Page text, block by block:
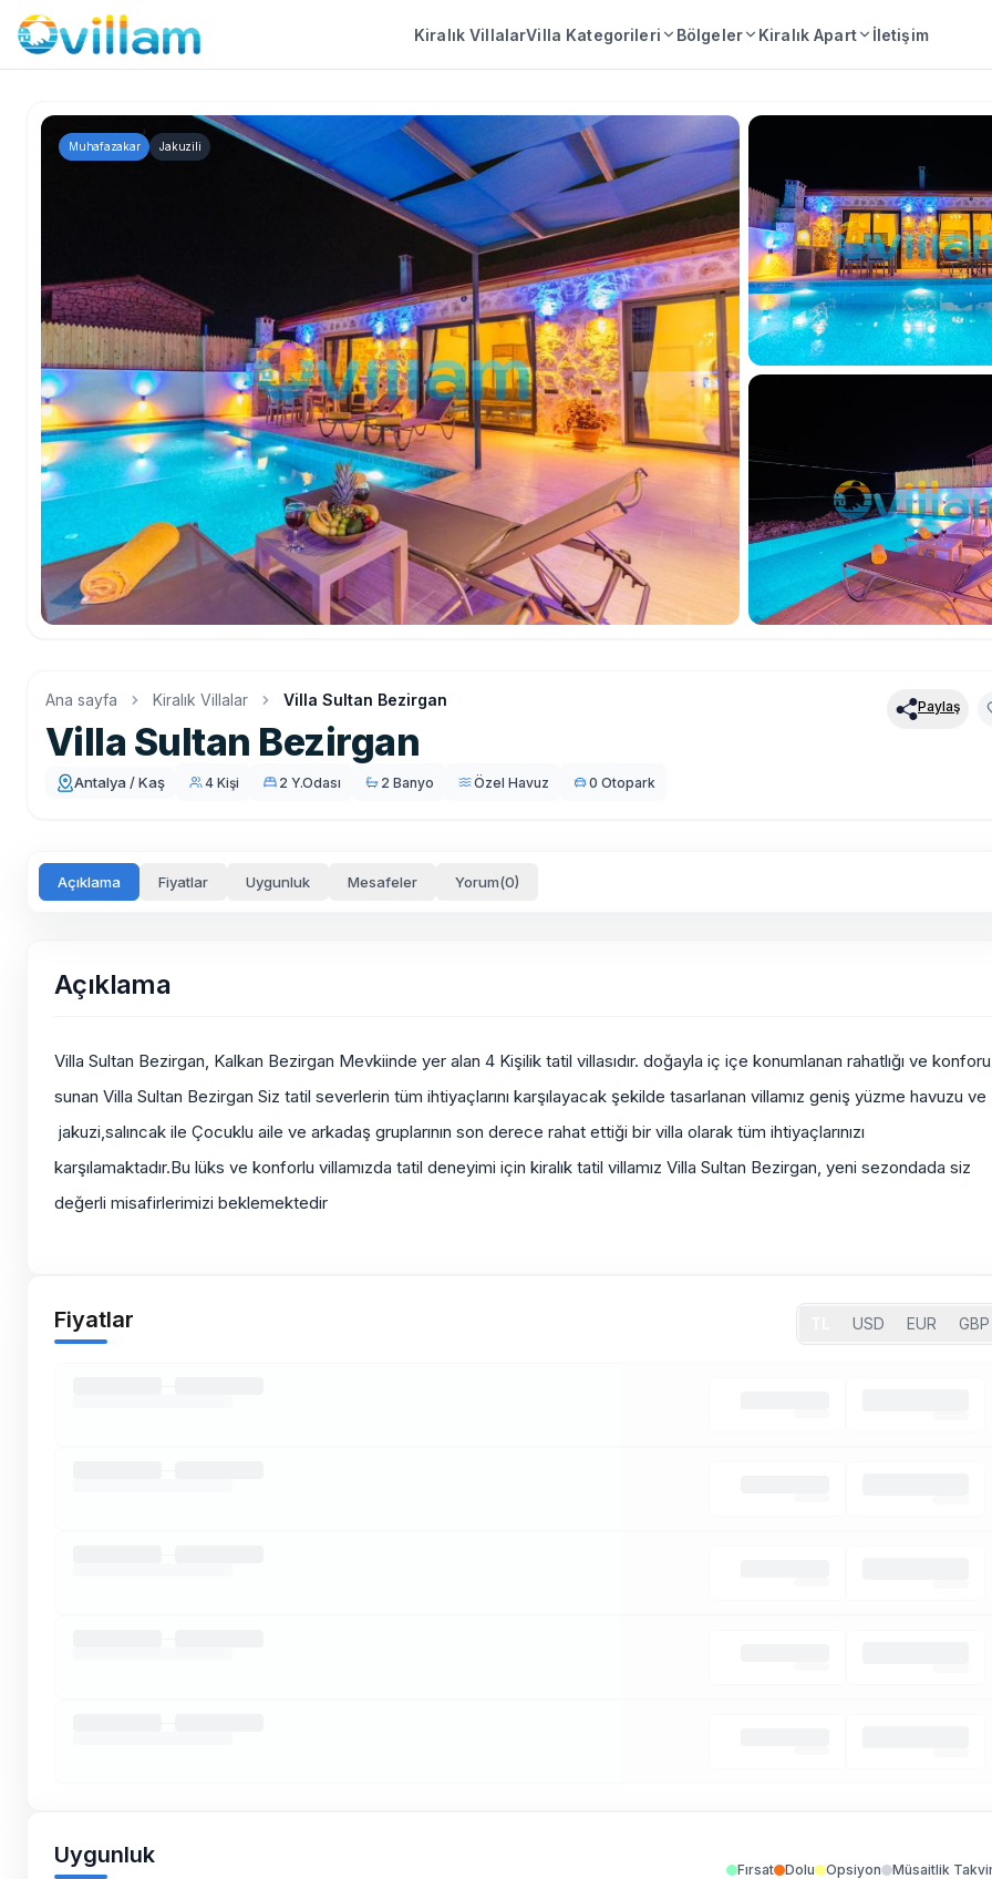
Kiralık VillalarVilla Kategorileri Bölgeler Kiralık Apart İletişim
Muhafazakar Jakuzili
Ana sayfa Kiralık Villalar Villa Sultan Bezirgan
Villa Sultan Bezirgan
Paylaş
Antalya / Kaş 4 Kişi 2 Y.Odası 2 Banyo Özel Havuz 0 Otopark
Açıklama Fiyatlar Uygunluk Mesafeler Yorum(0)
Açıklama
Villa Sultan Bezirgan, Kalkan Bezirgan Mevkiinde yer alan 4 Kişilik tatil villasıdır. doğayla iç içe konumlanan rahatlığı ve konforu
sunan Villa Sultan Bezirgan Siz tatil severlerin tüm ihtiyaçlarını karşılayacak şekilde tasarlanan villamız geniş yüzme havuzu ve
jakuzi,salıncak ile Çocuklu aile ve arkadaş gruplarının son derece rahat ettiği bir villa olarak tüm ihtiyaçlarınızı
karşılamaktadır.Bu lüks ve konforlu villamızda tatil deneyimi için kiralık tatil villamız Villa Sultan Bezirgan, yeni sezondada siz
değerli misafirlerimizi beklemektedir
Fiyatlar USD EUR GBP
Uygunluk
Fırsat Dolu Opsiyon Müsaitlik